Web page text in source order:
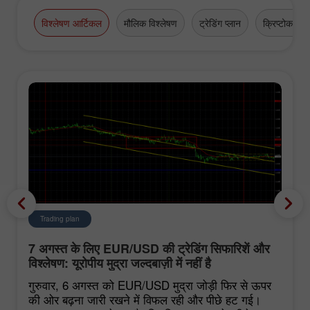
विश्लेषण आर्टिकल मौलिक विश्लेषण ट्रेडिंग प्लान क्रिप्टोकरेंसी
Trading plan
7 अगस्त के लिए EUR/USD की ट्रेडिंग सिफारिशें और
विश्लेषण: यूरोपीय मुद्रा जल्दबाज़ी में नहीं है
गुरुवार, 6 अगस्त को EUR/USD मुद्रा जोड़ी फिर से ऊपर
की ओर बढ़ना जारी रखने में विफल रही और पीछे हट गई।